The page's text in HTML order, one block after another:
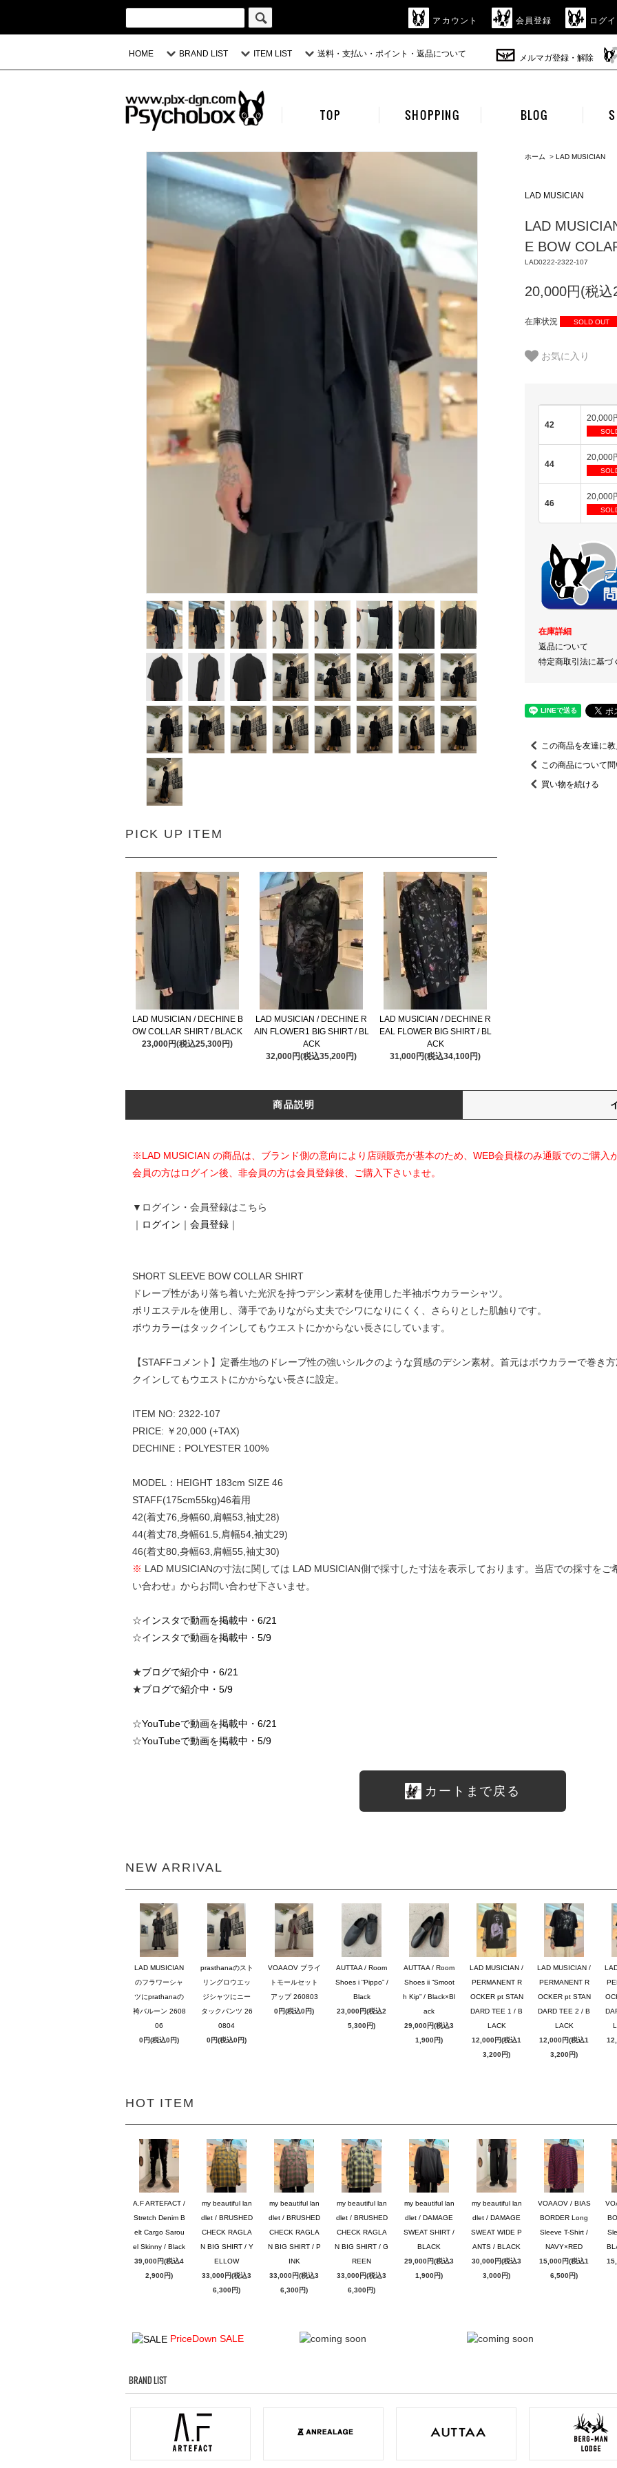
アカウント 会員登録 ログ
HOME BRAND LIST ITEM LIST 送料・支払い・ポイント・返品について メルマガ登録・解除
TOP SHOPPING BLOG
PICK UP ITEM
LAD MUSICIAN / DECHINE B
OW COLLAR SHIRT / BLACK
23,000円(税込25,300円)
LAD MUSICIAN / DECHINE R
AIN FLOWER1 BIG SHIRT / BL
ACK
32,000円(税込35,200円)
LAD MUSICIAN / DECHINE R
EAL FLOWER BIG SHIRT / BL
ACK
31,000円(税込34,100円)
ホーム > LAD MUSICIAN
LAD MUSICIAN
LAD
E BOW
LAD0222-2322-107
20,000円(税込
在庫状況 SOLD OUT
お気に入り
42
20,000
44
20,000
46
20,000
在庫詳細
返品について
特定商取引法に基づ
この商品を友達に
この商品について
買い物を続ける
商品説明
※LAD MUSICIAN の商品は、ブランド側の意向により店頭販売が基本のため、WEB会員様のみ通販でのご購入
会員の方はログイン後、非会員の方は会員登録後、ご購入下さいませ。
▼ログイン・会員登録はこちら
｜ ログイン ｜ 会員登録｜
SHORT SLEEVE BOW COLLAR SHIRT
ドレープ性があり落ち着いた光沢を持つデシン素材を使用した半袖ボウカラーシャツ。
ポリエステルを使用し、薄手でありながら丈夫でシワになりにくく、さらりとした肌触りです。
ボウカラーはタックインしてもウエストにかからない長さにしています。
【STAFFコメント】定番生地のドレープ性の強いシルクのような質感のデシン素材。首元はボウカラーで巻き
クインしてもウエストにかからない長さに設定。
ITEM NO: 2322-107
PRICE: ￥20,000 (+TAX)
DECHINE：POLYESTER 100%
MODEL：HEIGHT 183cm SIZE 46
STAFF(175cm55kg)46着用
42(着丈76,身幅60,肩幅53,袖丈28)
44(着丈78,身幅61.5,肩幅54,袖丈29)
46(着丈80,身幅63,肩幅55,袖丈30)
※ LAD MUSICIANの寸法に関しては LAD MUSICIAN側で採寸した寸法を表示しております。当店での採寸をご
い合わせ』からお問い合わせ下さいませ。
☆インスタで動画を掲載中・6/21
☆インスタで動画を掲載中・5/9
★ブログで紹介中・6/21
★ブログで紹介中・5/9
☆YouTubeで動画を掲載中・6/21
☆YouTubeで動画を掲載中・5/9
カートまで戻る
NEW ARRIVAL
LAD MUSICIAN
のフラワーシャ
ツにprathanaの
袴バルーン 2608
06
0円(税込0円)
prasthanaのスト
リングロウエッ
ジシャツにニー
タックパンツ 26
0804
0円(税込0円)
VOAAOV ブライ
トモールセット
アップ 260803
0円(税込0円)
AUTTAA / Room
Shoes i “Pippo” /
Black
23,000円(税込2
5,300円)
AUTTAA / Room
Shoes ii “Smoot
h Kip” / Black×Bl
ack
29,000円(税込3
1,900円)
LAD MUSICIAN /
PERMANENT R
OCKER pt STAN
DARD TEE 1 / B
LACK
12,000円(税込1
3,200円)
LAD MUSICIAN /
PERMANENT R
OCKER pt STAN
DARD TEE 2 / B
LACK
12,000円(税込1
3,200円)
HOT ITEM
A.F ARTEFACT /
Stretch Denim B
elt Cargo Sarou
el Skinny / Black
39,000円(税込4
2,900円)
my beautiful lan
dlet / BRUSHED
CHECK RAGLA
N BIG SHIRT / Y
ELLOW
33,000円(税込3
6,300円)
my beautiful lan
dlet / BRUSHED
CHECK RAGLA
N BIG SHIRT / P
INK
33,000円(税込3
6,300円)
my beautiful lan
dlet / BRUSHED
CHECK RAGLA
N BIG SHIRT / G
REEN
33,000円(税込3
6,300円)
my beautiful lan
dlet / DAMAGE
SWEAT SHIRT /
BLACK
29,000円(税込3
1,900円)
my beautiful lan
dlet / DAMAGE
SWEAT WIDE P
ANTS / BLACK
30,000円(税込3
3,000円)
VOAAOV / BIAS
BORDER Long
Sleeve T-Shirt /
NAVY×RED
15,000円(税込1
6,500円)
PriceDown SALE
BRAND LIST